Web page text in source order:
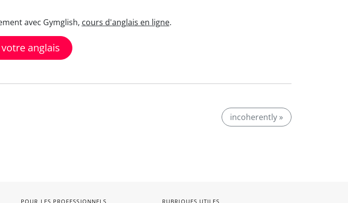
avec Gymglish, cours d'anglais en ligne.
anglais
incoherently »
POUR LES PROFESSIONNELS RUBRIQUES UTILES